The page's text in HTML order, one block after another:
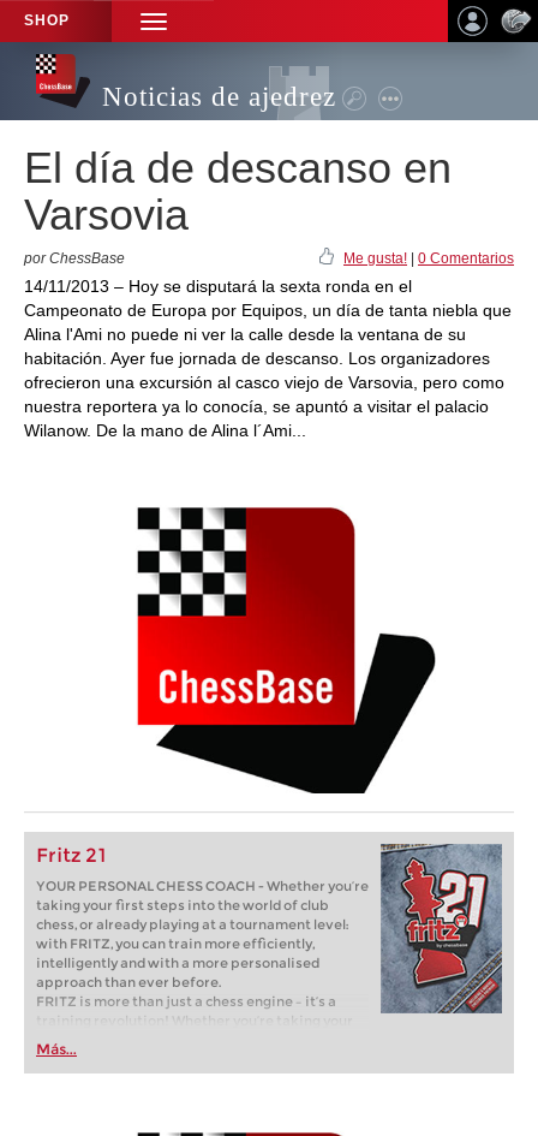
SHOP
TOGGLE
NAVIGATION
Noticias de ajedrez
El día de descanso en
Varsovia
por ChessBase Me gusta! 0 Comentarios
14/11/2013 – Hoy se disputará la sexta ronda en el
Campeonato de Europa por Equipos, un día de tanta niebla que
Alina l'Ami no puede ni ver la calle desde la ventana de su
habitación. Ayer fue jornada de descanso. Los organizadores
ofrecieron una excursión al casco viejo de Varsovia, pero como
nuestra reportera ya lo conocía, se apuntó a visitar el palacio
Wilanow. De la mano de Alina l´Ami...
Fritz 21
YOUR PERSONAL CHESS COACH - Whether you’re
taking your first steps into the world of club
chess, or already playing at a tournament level:
with FRITZ, you can train more efficiently,
intelligently and with a more personalised
approach than ever before.
FRITZ is more than just a chess engine – it’s a
training revolution! Whether you’re taking your
first steps into the world of club chess, or already
playing at a tournament level: with FRITZ, you can
train more efficiently, intelligently and with a
Más...